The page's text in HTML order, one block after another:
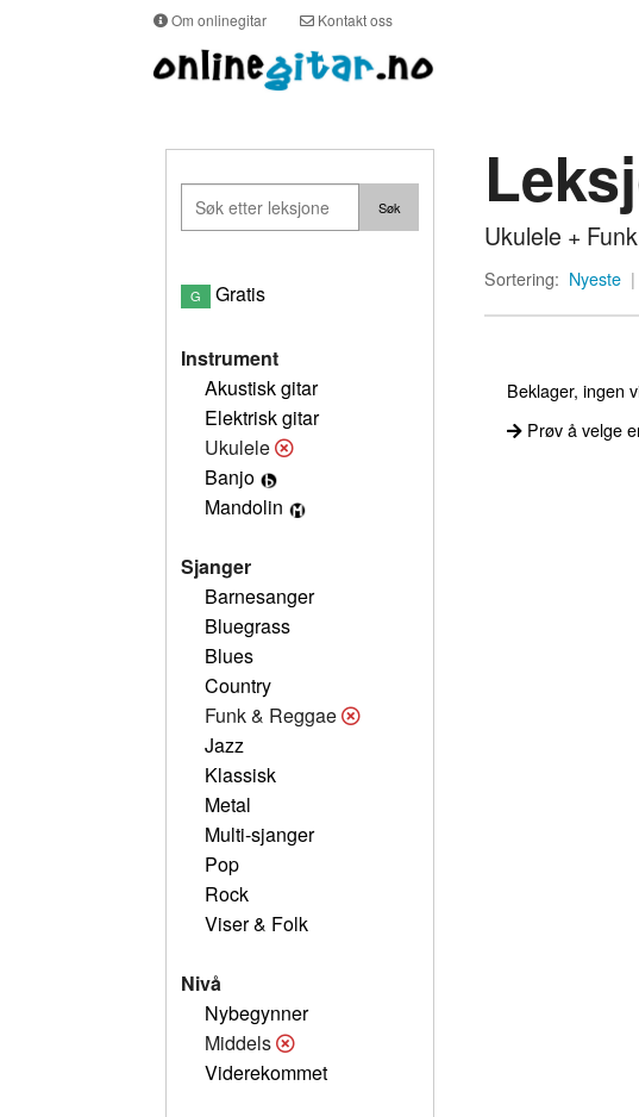
Om onlinegitar Kontakt oss
G Gratis
Instrument
Akustisk gitar
Elektrisk gitar
Ukulele
Banjo
Mandolin
Sjanger
Barnesanger
Bluegrass
Blues
Country
Funk & Reggae
Jazz
Klassisk
Metal
Multi-sjanger
Pop
Rock
Viser & Folk
Nivå
Nybegynner
Middels
Viderekommet
Ukulele +
Sortering: Nyeste |
Beklager, ingen
Prøv å velge